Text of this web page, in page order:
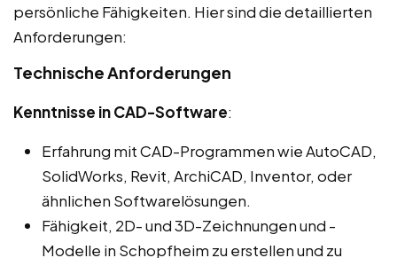
persönliche Fähigkeiten. Hier sind die detaillierten
Anforderungen:
Technische Anforderungen
Kenntnisse in CAD-Software:
Erfahrung mit CAD-Programmen wie AutoCAD,
SolidWorks, Revit, ArchiCAD, Inventor, oder
ähnlichen Softwarelösungen.
Fähigkeit, 2D- und 3D-Zeichnungen und -
Modelle in Schopfheim zu erstellen und zu